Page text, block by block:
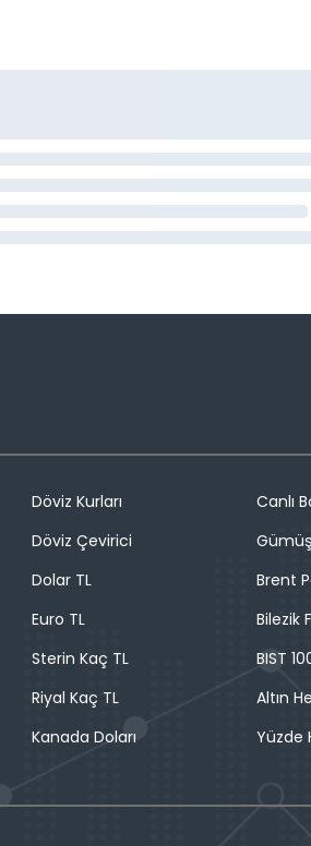
Döviz Kurları
Döviz Çevirici
Dolar TL
Euro TL
Sterin Kaç TL
Riyal Kaç TL
Kanada Doları
Canlı
Brent
Bilezik
BIST
Altın
Yüzde